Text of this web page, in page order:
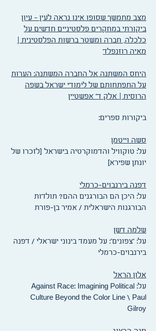
מצב מתמשך שסופו אינו נראה לעין - עיון
ביקורתי במחקרים פלסטיניים חדשים על
כלכלה, חברה ומשטר ברשות הפלסטינית |
מאיה רוזנפלד
היחס המשתנה אל החברה המשתנה: הערות
על התפתחותם של לימודי ישראל בשפה
הרוסית | אלק ד' אפשטיין
ביקורות ספרים:
סשה וייטמן
על: טוקוויל והדמוקרטיה בישראל [לזכרו של
יונתן שפירא]
דפנה בירנבוים-כרמלי
על: היכן הם הבורגנים ההם? תולדות
הבורגנות הישראלית / אמיר בן-פורת
שלמה דשן
על: 'צפונים': על מעמד בינוני ישראלי / דפנה
בירנבוים-כרמלי
אלון הראל
על: Against Race: Imagining Political
Culture Beyond the Color Line \ Paul
Gilroy